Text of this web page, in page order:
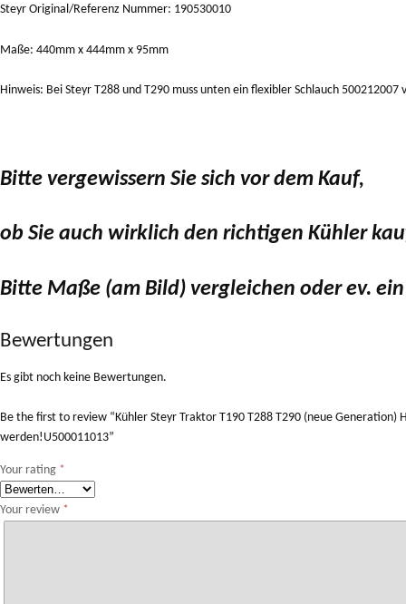
Steyr Original/Referenz Nummer: 190530010
Maße: 440mm x 444mm x 95mm
Hinweis: Bei Steyr T288 und T290 muss unten ein flexibler Schlauch
Bitte vergewissern Sie sich vor dem Kauf,
ob Sie auch wirklich den richtigen Kühler
Bitte Maße (am Bild) vergleichen oder ev.
Bewertungen
Es gibt noch keine Bewertungen.
Be the first to review “Kühler Steyr Traktor T190 T288 T290 (neue
werden!U500011013”
Your rating *
Your review *